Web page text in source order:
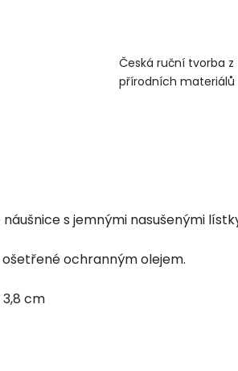
Česká ruční tvorba z
přírodních materiálů
s jemnými nasušenými
ochranným olejem.
cm